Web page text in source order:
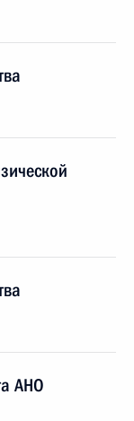
АНО